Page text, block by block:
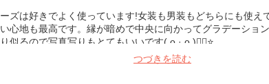
ズは好きでよく使っています!女装も男装もどちらにも使え
心地も最高です。縁が暗めで中央に向かってグラデーショ
似るので写真写りもとてもいいです︎( ᴖ ·̫ ᴖ )︎︎👍🏻⭐️
つづきを読む